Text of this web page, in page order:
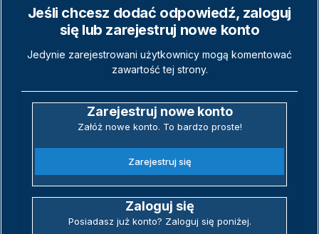
Jeśli chcesz dodać odpowiedź, zaloguj
się lub zarejestruj nowe konto
Jedynie zarejestrowani użytkownicy mogą komentować
zawartość tej strony.
Zarejestruj nowe konto
Załóż nowe konto. To bardzo proste!
Zarejestruj się
Zaloguj się
Posiadasz już konto? Zaloguj się poniżej.